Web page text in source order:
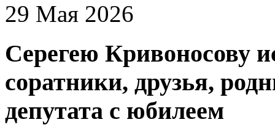
29 Мая 2026
Серегею Кривоносову
соратники, друзья,
депутата с юбилеем